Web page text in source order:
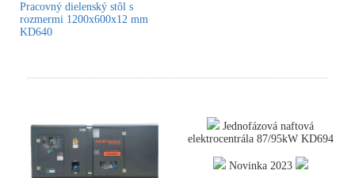
Pracovný dielenský stôl s
rozmermi 1200x600x12 mm
KD640
Jednofázová naftová
elektrocentrála 87/95kW KD694
Novinka 2023